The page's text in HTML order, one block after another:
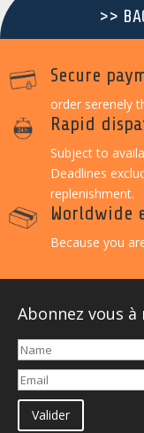
>>
Secure
order serenely
Rapid
Subject to
Deadlines
replenishment.
Worldwide
Because you
Abonnez vous
Valider